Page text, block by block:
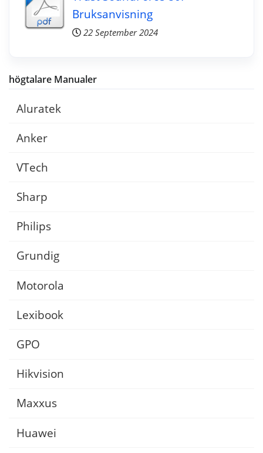
Bruksanvisning
22 September 2024
högtalare Manualer
Aluratek
Anker
VTech
Sharp
Philips
Grundig
Motorola
Lexibook
GPO
Hikvision
Maxxus
Huawei